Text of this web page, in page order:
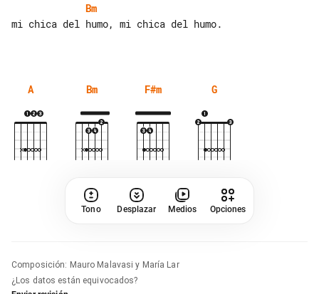
Bm
mi chica del humo, mi chica del humo.
A Bm F#m G
Tono Desplazar Medios Opciones
Composición: Mauro Malavasi y María Lar
¿Los datos están equivocados?